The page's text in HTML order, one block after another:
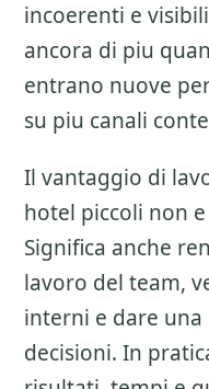
incoerenti e
ancora di piu
entrano nuove
su piu canali
Il vantaggio di
hotel piccoli non
Significa anche
lavoro del team,
interni e dare
decisioni. In